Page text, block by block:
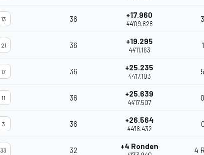
13 36 +17.960
44'09.828
21 36 +19.295
44'11.163
17 36 +25.235
44'17.103
11 36 +25.639
44'17.507
3 36 +26.564
44'18.432
33 32 +4 Ronden 4